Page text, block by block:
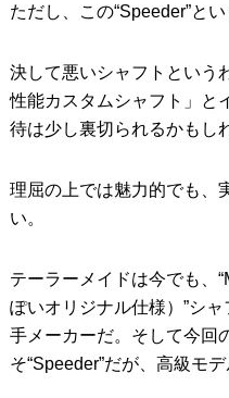
ただし、この“Speeder”と
決して悪いシャフトという
性能カスタムシャフト」と
待は少し裏切られるかもし
理屈の上では魅力的でも、
い。
テーラーメイドは今でも、
ぽいオリジナル仕様）”シ
手メーカーだ。そして今回
そ“Speeder”だが、高級モ